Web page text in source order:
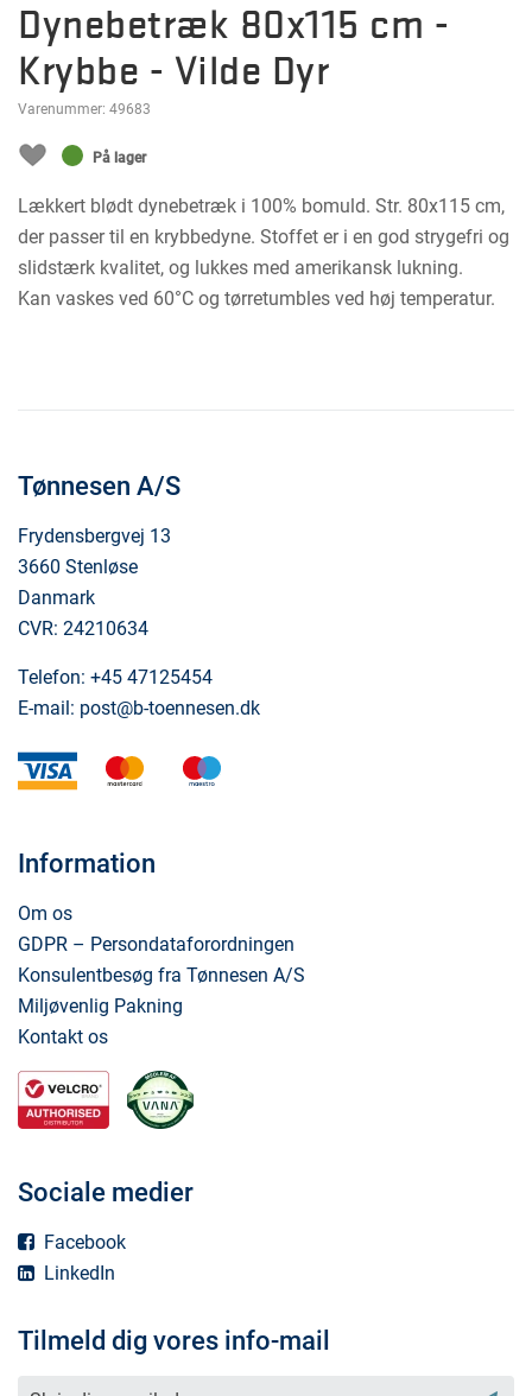
Dynebetræk 80x115 cm -
Krybbe - Vilde Dyr
Varenummer: 49683
På lager
Lækkert blødt dynebetræk i 100% bomuld. Str. 80x115 cm,
der passer til en krybbedyne. Stoffet er i en god strygefri og
slidstærk kvalitet, og lukkes med amerikansk lukning.
Kan vaskes ved 60°C og tørretumbles ved høj temperatur.
Tønnesen A/S
Frydensbergvej 13
3660 Stenløse
Danmark
CVR: 24210634
Telefon: +45 47125454
E-mail: post@b-toennesen.dk
visa mastercard
Information
Om os
GDPR – Persondataforordningen
Konsulentbesøg fra Tønnesen A/S
Miljøvenlig Pakning
Kontakt os
Sociale medier
Facebook
LinkedIn
Tilmeld dig vores info-mail